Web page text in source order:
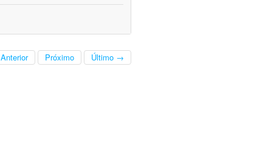
Anterior Próximo Último →